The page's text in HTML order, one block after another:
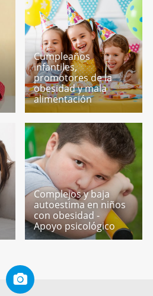
Cumpleaños
infantiles,
promotores de la
obesidad y mala
alimentación
Complejos y baja
autoestima en niños
con obesidad -
Apoyo psicológico